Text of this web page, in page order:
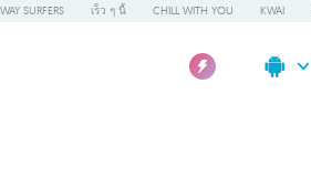
SURFERS เร็ว ๆ นี้ CHILL WITH YOU KWAI